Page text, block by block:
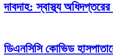
দাবদাহ: স্বাস্থ্য অধিদপ্তরের
ডিএনসিসি কোভিড